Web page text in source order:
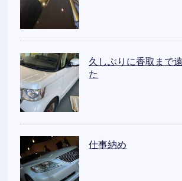
久しぶりに香取まで
た
仕事納め